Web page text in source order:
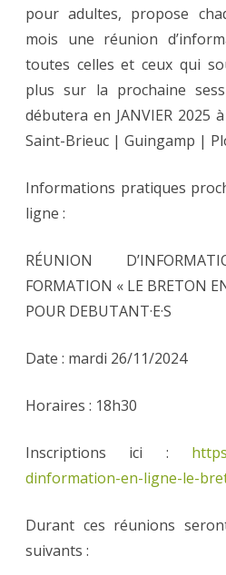
pour adultes, propose
mois une réunion
toutes celles et ceux qui
plus sur la prochaine
débutera en JANVIER 2025
Saint-Brieuc | Guingamp |
Informations pratiques
ligne :
RÉUNION
FORMATION « LE BRETON
POUR DEBUTANT·E·S
Date : mardi 26/11/2024
Horaires : 18h30
Inscriptions ici :
dinformation-en-ligne-le-
Durant ces réunions
suivants :